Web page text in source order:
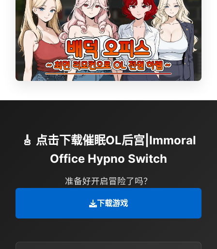
🎸 点击下载催眠OL后宫|Immoral
Office Hypno Switch
准备好开启冒险了吗？
下载游戏